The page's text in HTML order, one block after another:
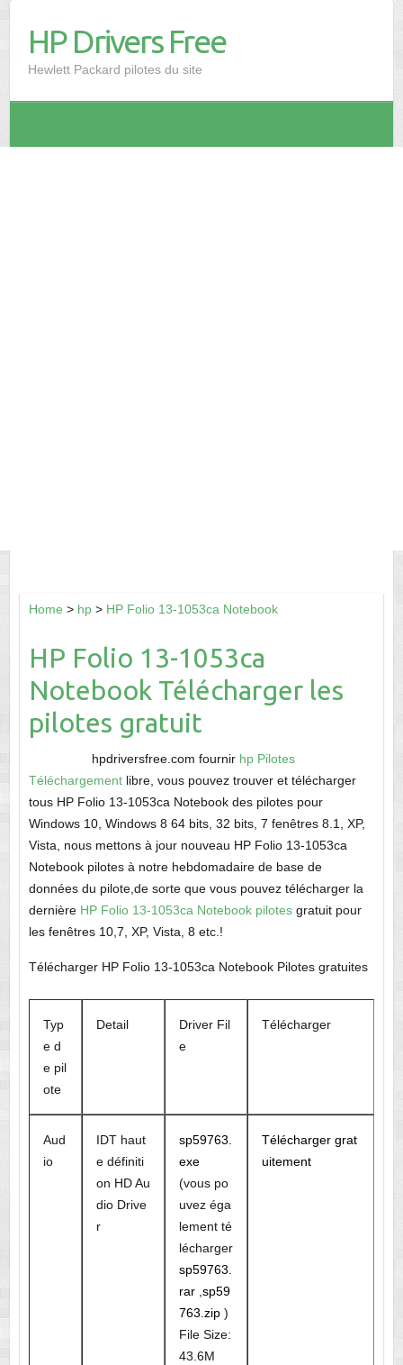
HP Drivers Free
Hewlett Packard pilotes du site
Home > hp> HP Folio 13-1053ca Notebook
HP Folio 13-1053ca
Notebook Télécharger les
pilotes gratuit
hpdriversfree.com fournir hp Pilotes
Téléchargementlibre, vous pouvez trouver et télécharger
tous HP Folio 13-1053ca Notebook des pilotes pour
Windows 10, Windows 8 64 bits, 32 bits, 7 fenêtres 8.1, XP,
Vista, nous mettons à jour nouveau HP Folio 13-1053ca
Notebook pilotes à notre hebdomadaire de base de
données du pilote,de sorte que vous pouvez télécharger la
dernière HP Folio 13-1053ca Notebook pilotesgratuit pour
les fenêtres 10,7, XP, Vista, 8 etc.!
Télécharger HP Folio 13-1053ca Notebook Pilotes gratuites
Typ
e d
e pil
ote
Detail
Driver Fil
e
Télécharger
Aud
io
IDT haut
e définiti
on HD Au
dio Drive
r
sp59763.
exe
(vous po
uvez éga
lement té
lécharger
sp59763.
rar, sp59
763.zip)
File Size:
43.6M
Télécharger grat
uitement